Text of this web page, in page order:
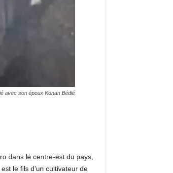
avec son époux Konan Bédié
dans le centre-est du pays,
le fils d’un cultivateur de